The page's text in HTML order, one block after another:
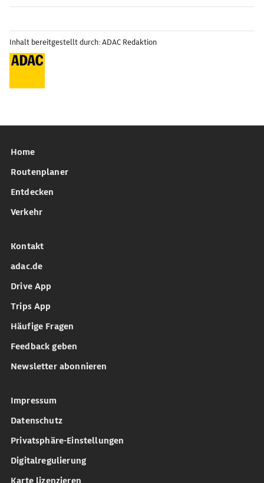
Inhalt bereitgestellt durch: ADAC Redaktion
Home
Routenplaner
Entdecken
Verkehr
Kontakt
adac.de
Drive App
Trips App
Häufige Fragen
Feedback geben
Newsletter abonnieren
Impressum
Datenschutz
Privatsphäre-Einstellungen
Digitalregulierung
Karte lizenzieren